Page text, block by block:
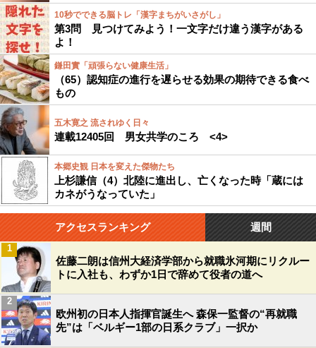
10秒でできる脳トレ「漢字まちがいさがし」
第3問 見つけてみよう！一文字だけ違う漢字がある
よ！
鎌田實「頑張らない健康生活」
（65）認知症の進行を遅らせる効果の期待できる食べ
もの
五木寛之 流されゆく日々
連載12405回 男女共学のころ <4>
本郷史観 日本を変えた傑物たち
上杉謙信（4）北陸に進出し、亡くなった時「蔵には
カネがうなっていた」
アクセスランキング 週間
佐藤二朗は信州大経済学部から就職氷河期にリクルー
トに入社も、わずか1日で辞めて役者の道へ
1
欧州初の日本人指揮官誕生へ 森保一監督の“再就職
先”は「ベルギー1部の日系クラブ」一択か
2